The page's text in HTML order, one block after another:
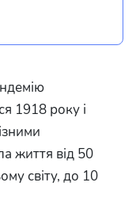
1918 року і
життя від 50
світу, до 10